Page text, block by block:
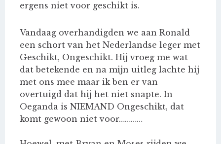
ergens niet voor geschikt is.
Vandaag overhandigden we aan Ronald
een schort van het Nederlandse leger met
Geschikt, Ongeschikt. Hij vroeg me wat
dat betekende en na mijn uitleg lachte hij
met ons mee maar ik ben er van
overtuigd dat hij het niet snapte. In
Oeganda is NIEMAND Ongeschikt, dat
komt gewoon niet voor…………